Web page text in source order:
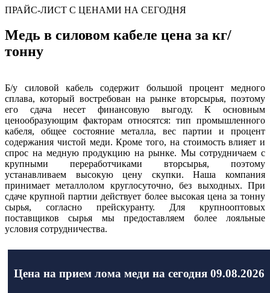
ПРАЙС-ЛИСТ С ЦЕНАМИ НА СЕГОДНЯ
Медь в силовом кабеле цена за кг/
тонну
Б/у силовой кабель содержит большой процент медного
сплава, который востребован на рынке вторсырья, поэтому
его сдача несет финансовую выгоду. К основным
ценообразующим факторам относятся: тип промышленного
кабеля, общее состояние металла, вес партии и процент
содержания чистой меди. Кроме того, на стоимость влияет и
спрос на медную продукцию на рынке. Мы сотрудничаем с
крупными переработчиками вторсырья, поэтому
устанавливаем высокую цену скупки. Наша компания
принимает металлолом круглосуточно, без выходных. При
сдаче крупной партии действует более высокая цена за тонну
сырья, согласно прейскуранту. Для крупнооптовых
поставщиков сырья мы предоставляем более лояльные
условия сотрудничества.
Цена на прием лома меди на сегодня 09.08.2026